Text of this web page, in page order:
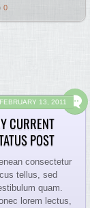
0
FEBRUARY 13, 2011
CURRENT
POST
consectetur
tellus, sed
quam.
lorem lectus,